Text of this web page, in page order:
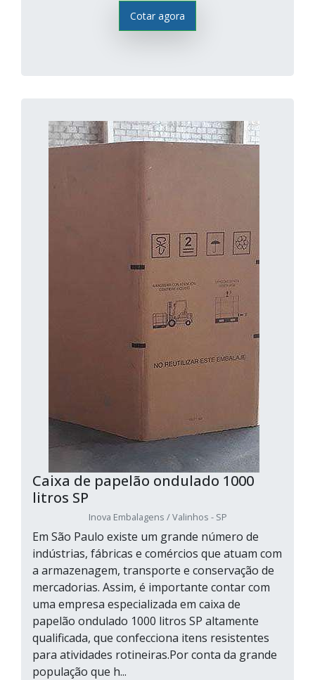
Cotar agora
Caixa de papelão ondulado 1000
litros SP
Inova Embalagens / Valinhos - SP
Em São Paulo existe um grande número de
indústrias, fábricas e comércios que atuam com
a armazenagem, transporte e conservação de
mercadorias. Assim, é importante contar com
uma empresa especializada em caixa de
papelão ondulado 1000 litros SP altamente
qualificada, que confecciona itens resistentes
para atividades rotineiras.Por conta da grande
população que h...